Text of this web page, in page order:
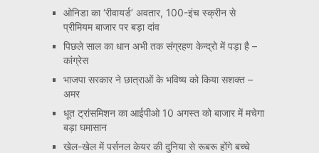
ओनिडा का ‘रीवायर्ड’ अवतार, 100-इंच स्क्रीन से
प्रीमियम बाजार पर बड़ा दांव
पिछले साल का धान अभी तक संग्रहण केन्द्रो में पड़ा है –
कांग्रेस
भाजपा सरकार ने छात्राओं के भविष्य को किया सशक्त –
अमर
धूत ट्रांसमिशन का आईपीओ 10 अगस्त को बाजार में मचेगा
बड़ा घमासान
खेल-खेल में पर्सनल केयर की दुनिया से रूबरू होंगे बच्चे